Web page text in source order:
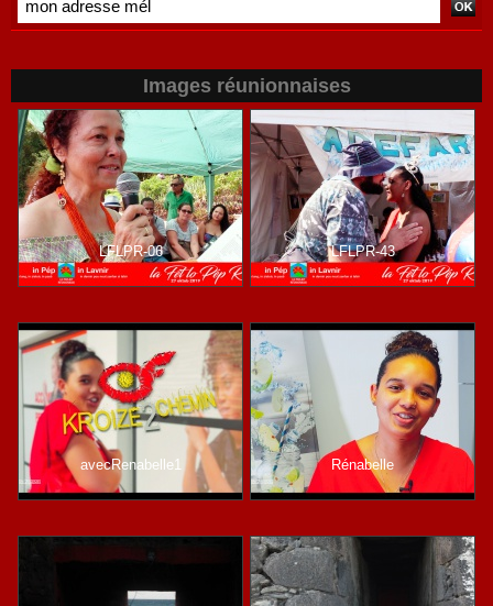
Images réunionnaises
LFLPR-06 LFLPR-43
avecRenabelle1 Rénabelle